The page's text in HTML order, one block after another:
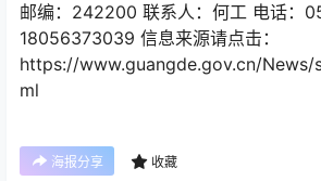
邮编：242200 联系人：何工 电话：
18056373039 信息来源请点击：
https://www.guangde.gov.cn/News/
ml
海报分享 收藏